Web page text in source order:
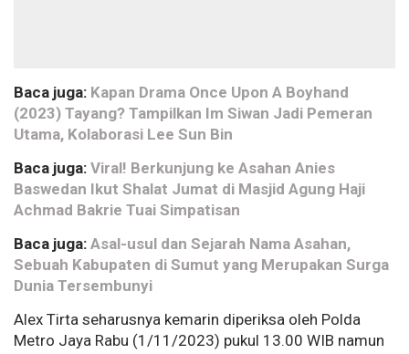
Baca juga: Kapan Drama Once Upon A Boyhand
(2023) Tayang? Tampilkan Im Siwan Jadi Pemeran
Utama, Kolaborasi Lee Sun Bin
Baca juga: Viral! Berkunjung ke Asahan Anies
Baswedan Ikut Shalat Jumat di Masjid Agung Haji
Achmad Bakrie Tuai Simpatisan
Baca juga: Asal-usul dan Sejarah Nama Asahan,
Sebuah Kabupaten di Sumut yang Merupakan Surga
Dunia Tersembunyi
Alex Tirta seharusnya kemarin diperiksa oleh Polda
Metro Jaya Rabu (1/11/2023) pukul 13.00 WIB namun